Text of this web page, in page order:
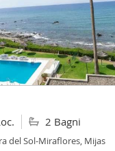
2 Bagni
del Sol-Miraflores, Mijas